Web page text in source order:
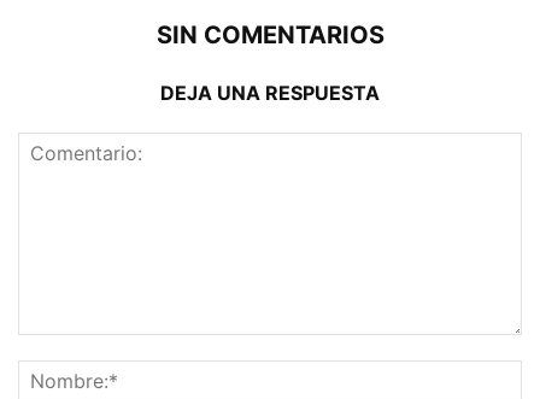
SIN COMENTARIOS
DEJA UNA RESPUESTA